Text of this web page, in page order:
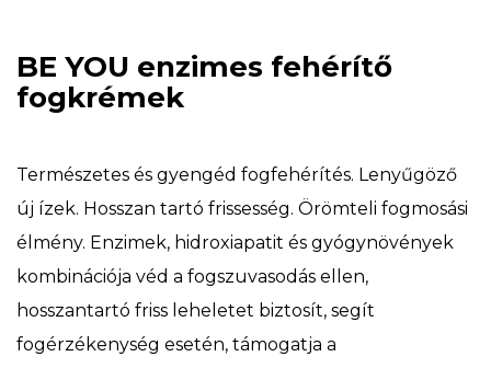
BE YOU enzimes fehérítő
fogkrémek
Természetes és gyengéd fogfehérítés. Lenyűgöző
új ízek. Hosszan tartó frissesség. Örömteli fogmosási
élmény. Enzimek, hidroxiapatit és gyógynövények
kombinációja véd a fogszuvasodás ellen,
hosszantartó friss leheletet biztosít, segít
fogérzékenység esetén, támogatja a